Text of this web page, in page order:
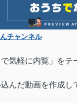
チャンネル
気軽に内覧」をテ
んだ動画を作成し